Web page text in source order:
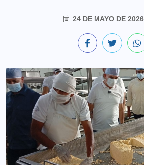
24 DE MAYO DE 2026